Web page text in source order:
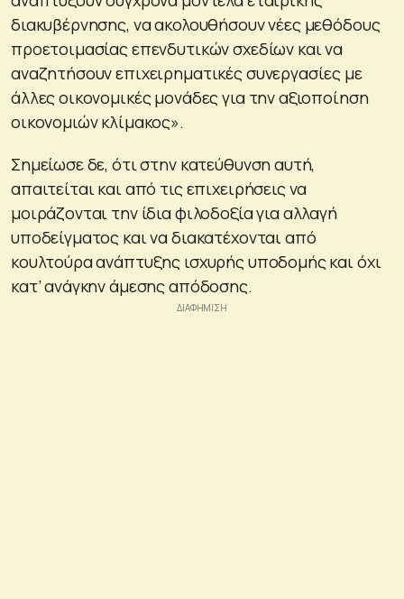
διακυβέρνησης, να ακολουθήσουν νέες μεθόδους
προετοιμασίας επενδυτικών σχεδίων και να
αναζητήσουν επιχειρηματικές συνεργασίες με
άλλες οικονομικές μονάδες για την αξιοποίηση
οικονομιών κλίμακος».
Σημείωσε δε, ότι στην κατεύθυνση αυτή,
απαιτείται και από τις επιχειρήσεις να
μοιράζονται την ίδια φιλοδοξία για αλλαγή
υποδείγματος και να διακατέχονται από
κουλτούρα ανάπτυξης ισχυρής υποδομής και όχι
κατ’ ανάγκην άμεσης απόδοσης.